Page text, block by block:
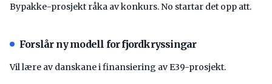
Bypakke-prosjekt råka av konkurs. No startar det opp att.
Forslår ny modell for fjordkryssingar
Vil lære av danskane i finansiering av E39-prosjekt.